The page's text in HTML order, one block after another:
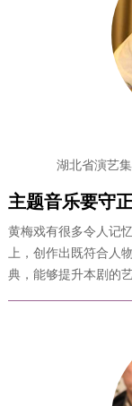
湖北省演艺
主题音乐要守
黄梅戏有很多令人记
上，创作出既符合人
典，能够提升本剧的艺